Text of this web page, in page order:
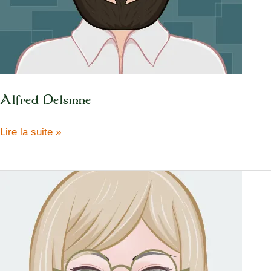
Alfred Delsinne
Alfred
Lire la suite »